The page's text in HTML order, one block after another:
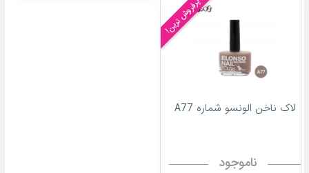
پرفروش ترین!
لاک ناخن الونسو شماره A77
ناموجود